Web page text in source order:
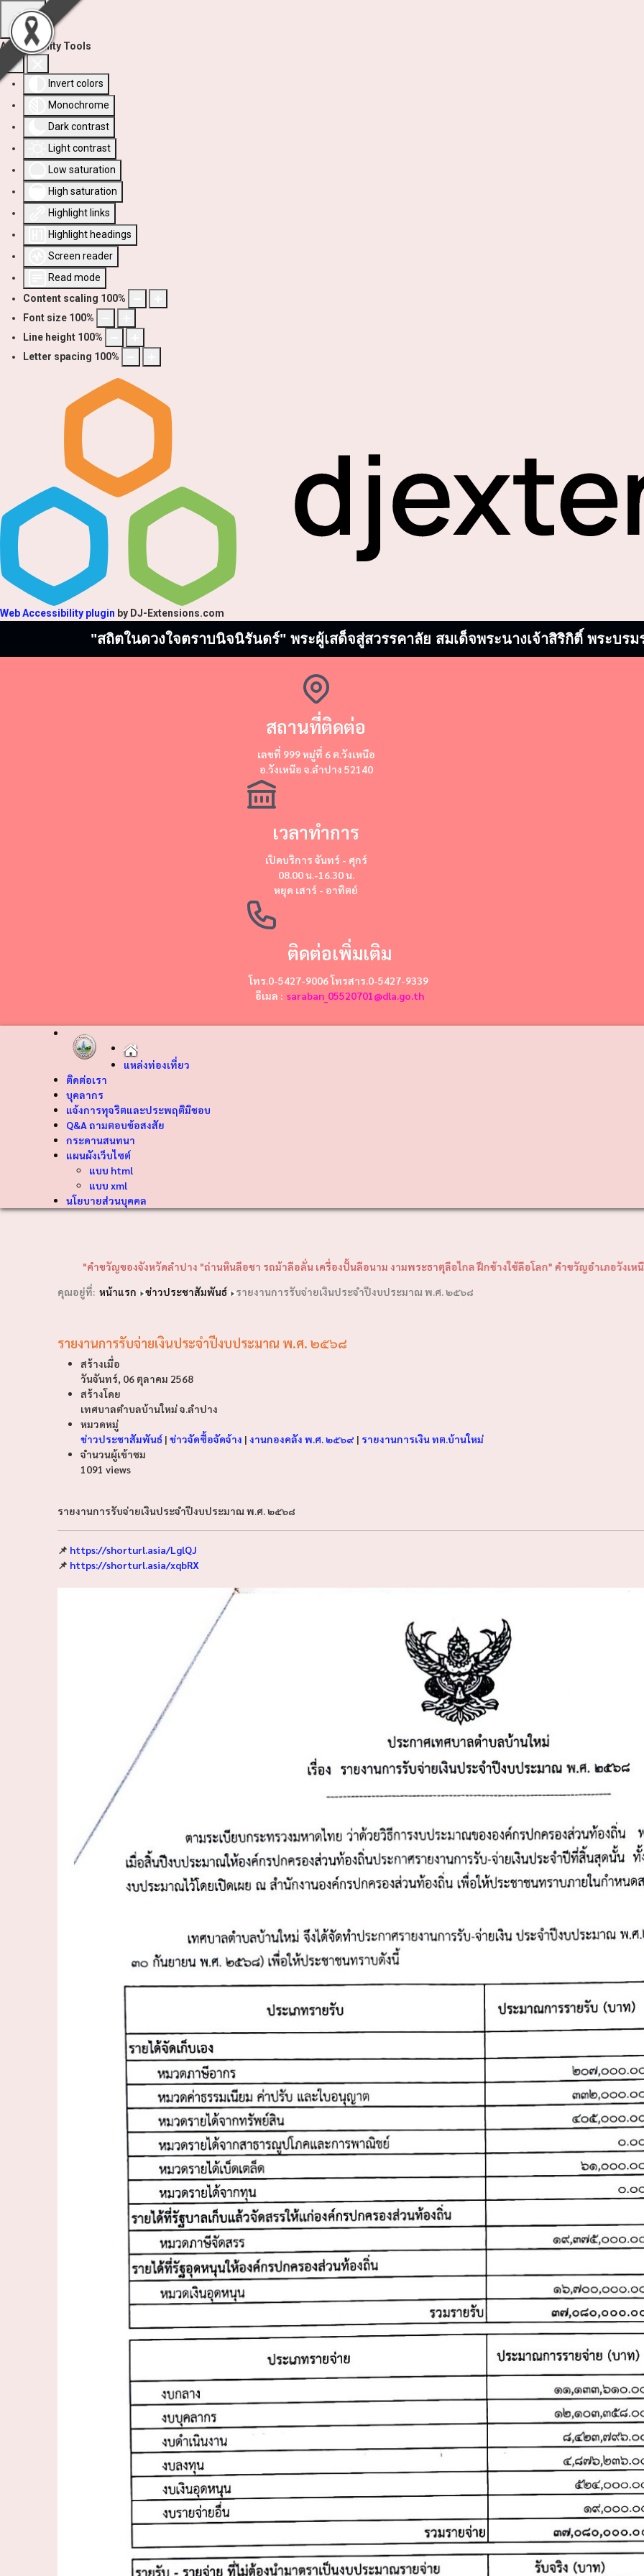
Accessibility Tools
Invert colors
Monochrome
Dark contrast
Light contrast
Low saturation
High saturation
Highlight links
Highlight headings
Screen reader
Read mode
Content scaling 100%
Font size 100%
Line height 100%
Letter spacing 100%
Web Accessibility plugin by DJ-Extensions.com
"สถิตในดวงใจตราบนิจนิรันดร์" พระผู้เสด็จสู่สวรรคาลัย สมเด็จพระนางเจ้าสิริกิติ์ พระบ
สถานที่ติดต่อ
​​เลขที่ 999 หมู่ที่ 6 ต.วังเหนือ
อ.วังเหนือ จ.ลำปาง 52140
เวลาทำการ
เปิดบริการ จันทร์ - ศุกร์
08.00 น.-16.30 น.
หยุด เสาร์ - อาทิตย์
ติดต่อเพิ่มเติม
โทร.0-5427-9006 โทรสาร.0-5427-9339
อีเมล :saraban_05520701@dla.go.th
แหล่งท่องเที่ยว
ติดต่อเรา
บุคลากร
แจ้งการทุจริตและประพฤติมิชอบ
Q&A ถามตอบข้อสงสัย
กระดานสนทนา
แผนผังเว็บไซต์
แบบ html
แบบ xml
นโยบายส่วนบุคคล
"คำขวัญของจังหวัดลำปาง "ถ่านหินลือชา รถม้าลือลั่น เครื่องปั้นลือนาม งามพระธาตุลือไกล ฝึกช้างใช้ลือโลก" คำขวัญอำเภอวังเหนือ "พญาวัง
คุณอยู่ที่: หน้าแรก ข่าวประชาสัมพันธ์ รายงานการรับจ่ายเงินประจำปีงบประมาณ พ.ศ. ๒๕๖๘
รายงานการรับจ่ายเงินประจำปีงบประมาณ พ.ศ. ๒๕๖๘
สร้างเมื่อ
วันจันทร์, 06 ตุลาคม 2568
สร้างโดย
เทศบาลตำบลบ้านใหม่ จ.ลำปาง
หมวดหมู่
ข่าวประชาสัมพันธ์ | ข่าวจัดซื้อจัดจ้าง | งานกองคลัง พ.ศ. ๒๕๖๙ | รายงานการเงิน ทต.บ้านใหม่
จำนวนผู้เข้าชม
1091 views
รายงานการรับจ่ายเงินประจำปีงบประมาณ พ.ศ. ๒๕๖๘
📌 https://shorturl.asia/LglQJ
📌 https://shorturl.asia/xqbRX